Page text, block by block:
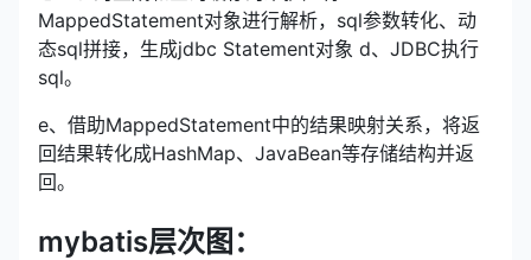
MappedStatement对象进行解析，sql参数转化、动
态sql拼接，生成jdbc Statement对象 d、JDBC执行
sql。
e、借助MappedStatement中的结果映射关系，将返
回结果转化成HashMap、JavaBean等存储结构并返
回。
mybatis层次图：